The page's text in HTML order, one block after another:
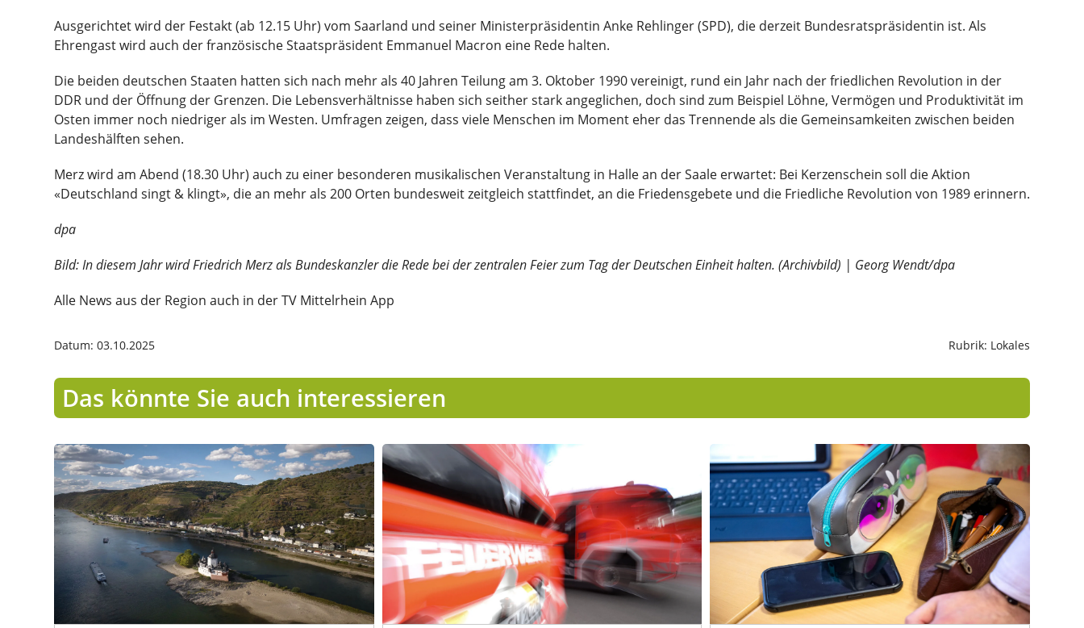
Ausgerichtet wird der Festakt (ab 12.15 Uhr) vom Saarland und seiner Ministerpräsidentin Anke Rehlinger (SPD), die derzeit Bundesratspräsidentin ist. Als
Ehrengast wird auch der französische Staatspräsident Emmanuel Macron eine Rede halten.
Die beiden deutschen Staaten hatten sich nach mehr als 40 Jahren Teilung am 3. Oktober 1990 vereinigt, rund ein Jahr nach der friedlichen Revolution in der
DDR und der Öffnung der Grenzen. Die Lebensverhältnisse haben sich seither stark angeglichen, doch sind zum Beispiel Löhne, Vermögen und Produktivität im
Osten immer noch niedriger als im Westen. Umfragen zeigen, dass viele Menschen im Moment eher das Trennende als die Gemeinsamkeiten zwischen beiden
Landeshälften sehen.
Merz wird am Abend (18.30 Uhr) auch zu einer besonderen musikalischen Veranstaltung in Halle an der Saale erwartet: Bei Kerzenschein soll die Aktion
«Deutschland singt & klingt», die an mehr als 200 Orten bundesweit zeitgleich stattfindet, an die Friedensgebete und die Friedliche Revolution von 1989 erinnern.
dpa
Bild: In diesem Jahr wird Friedrich Merz als Bundeskanzler die Rede bei der zentralen Feier zum Tag der Deutschen Einheit halten. (Archivbild) | Georg Wendt/dpa
Alle News aus der Region auch in der TV Mittelrhein App
Datum: 03.10.2025 Rubrik: Lokales
Das könnte Sie auch interessieren